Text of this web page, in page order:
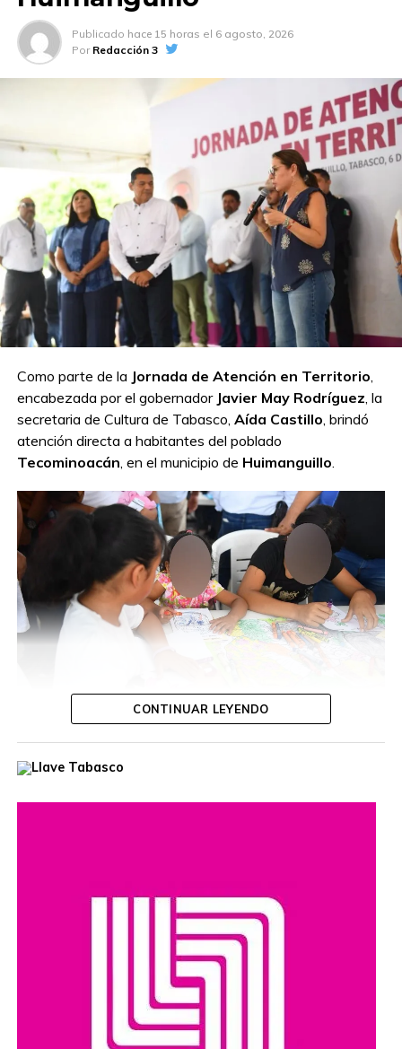
Publicado hace 15 horas el 6 agosto, 2026
Por Redacción 3
Como parte de la Jornada de Atención en Territorio
encabezada por el gobernador Javier May Rodríguez , la
secretaria de Cultura de Tabasco, Aída Castillo , brindó
atención directa a habitantes del poblado
Tecominoacán , en el municipio de Huimanguillo
Durante la jornada, la funcionaria escuchó las inquietudes
de las y los ciudadanos, ofreció orientación personalizada
autoridades y la población, además de reafirmar el
compromiso de impulsar acciones y programas que
promuevan el acceso a la cultura y el desarrollo de las
comunidades en todo el estado.
CONTINUAR LEYENDO